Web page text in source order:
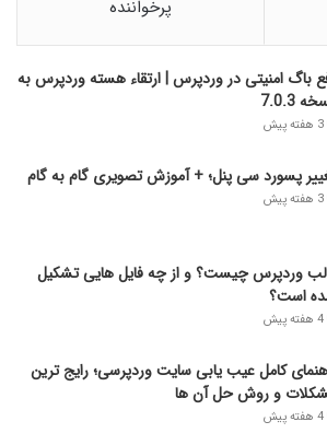
پرخواننده
باگ امنیتی در وردپرس | ارتقاء هسته وردپرس به
7.0.3
3 هفته پیش
پسورد سی پنل؛ + آموزش تصویری گام به گام
3 هفته پیش
وردپرس چیست؟ و از چه فایل­ هایی تشکیل
است؟
4 هفته پیش
کامل عیب‌ یابی سایت وردپرسی؛ رایج‌ ترین
و روش حل آن‌ ها
4 هفته پیش